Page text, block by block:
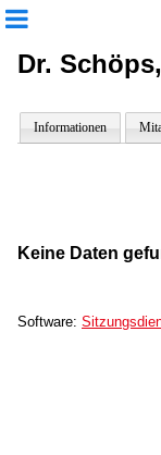
Dr.
Informationen
Keine Daten
Software: